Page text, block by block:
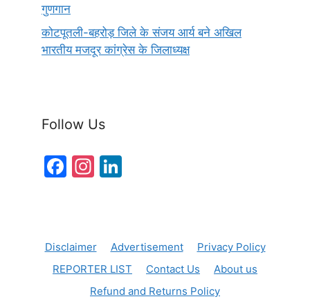
गुणगान
कोटपूतली-बहरोड़ जिले के संजय आर्य बने अखिल
भारतीय मजदूर कांग्रेस के जिलाध्यक्ष
Follow Us
F
b
o
In
a
m
dI
n
Disclaimer Advertisement
Privacy Policy
REPORTER LIST
Contact Us
About us
Refund and Returns Policy